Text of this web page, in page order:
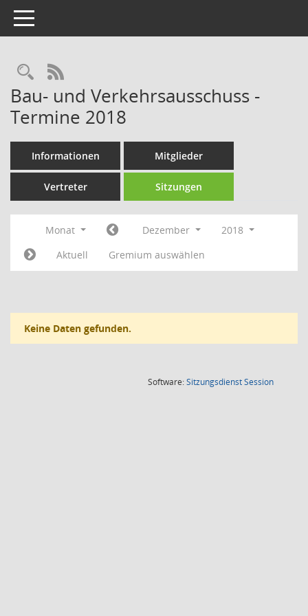
Toggle navigation
Rechercheauswahl
RSS-Feed
Bau- und Verkehrsausschuss -
Termine 2018
Informationen Mitglieder
Vertreter Sitzungen
Monat Dezember
2018
Aktuell
Gremium auswählen
Keine Daten gefunden.
Software:SitzungsdienstSession(Wird in